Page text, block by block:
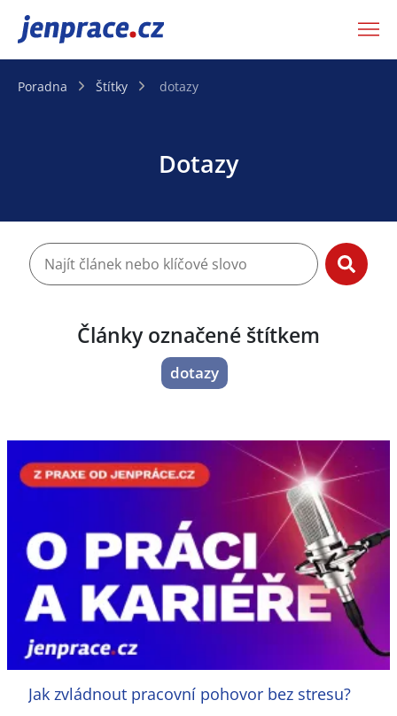
JenPráce.cz
Poradna Štítky dotazy
Dotazy
Články označené štítkem
dotazy
Jak zvládnout pracovní pohovor bez stresu?